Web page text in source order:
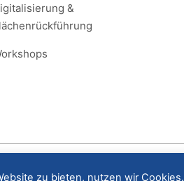
&
zu bieten, nutzen wir Cookies.